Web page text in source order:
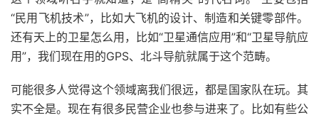
“民用飞机技术”，比如大飞机的设计、制造和关键零部件。
还有天上的卫星怎么用，比如“卫星通信应用”和“卫星导航应
用”，我们现在用的GPS、北斗导航就属于这个范畴。
可能很多人觉得这个领域离我们很远，都是国家队在玩。其
实不全是。现在有很多民营企业也参与进来了。比如有些公